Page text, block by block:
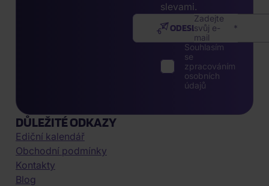
slevami.
Zadejte
svůj e-
mail
ODESLAT
Souhlasím
se
zpracováním
osobních
údajů
DŮLEŽITÉ ODKAZY
Ediční kalendář
Obchodní podmínky
Kontakty
Blog